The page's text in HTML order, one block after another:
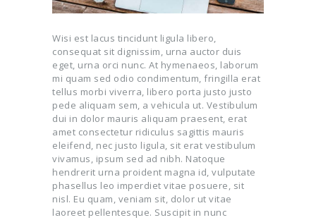
Wisi est lacus tincidunt ligula libero,
consequat sit dignissim, urna auctor duis
eget, urna orci nunc. At hymenaeos, laborum
mi quam sed odio condimentum, fringilla erat
tellus morbi viverra, libero porta justo justo
pede aliquam sem, a vehicula ut. Vestibulum
dui in dolor mauris aliquam praesent, erat
amet consectetur ridiculus sagittis mauris
eleifend, nec justo ligula, sit erat vestibulum
vivamus, ipsum sed ad nibh. Natoque
hendrerit urna proident magna id, vulputate
phasellus leo imperdiet vitae posuere, sit
nisl. Eu quam, veniam sit, dolor ut vitae
laoreet pellentesque. Suscipit in nunc